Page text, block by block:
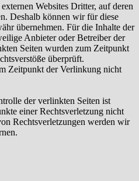
Websites Dritter, auf deren
Deshalb können wir für diese
übernehmen. Für die Inhalte der
Anbieter oder Betreiber der
Seiten wurden zum Zeitpunkt
überprüft.
Zeitpunkt der Verlinkung nicht
der verlinkten Seiten ist
einer Rechtsverletzung nicht
Rechtsverletzungen werden wir